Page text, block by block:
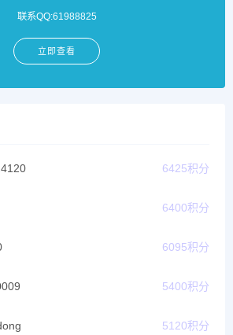
联系QQ:61988825
立即查看
6425积分
6400积分
6095积分
5400积分
5120积分